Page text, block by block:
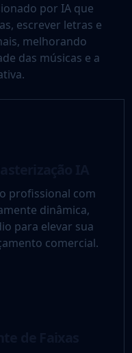
por IA que
escrever letras e
melhorando
das músicas e a
profissional com
dinâmica,
para elevar sua
comercial.